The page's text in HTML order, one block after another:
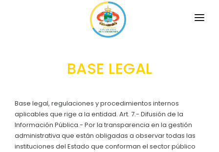
LA PARROQUIA
Historia Antigua
Símbolos Cívicos
Historia Actual
TRANSPARENCIA
GESTIÓN Y PRESUPUESTO
BASE LEGAL
Base legal, regulaciones y procedimientos internos
aplicables que rige a la entidad. Art. 7.- Difusión de la
Información Pública.- Por la transparencia en la gestión
administrativa que están obligadas a observar todas las
instituciones del Estado que conforman el sector público